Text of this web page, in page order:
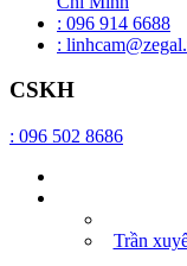
: 096 914 6688
:
CSKH
: 096 502 8686
Trần